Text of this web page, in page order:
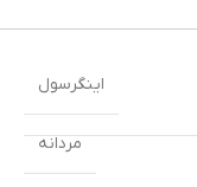
مردانه
اینگرسول